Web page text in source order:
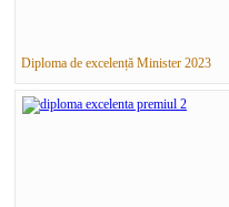
Diploma de excelență Minister 2023